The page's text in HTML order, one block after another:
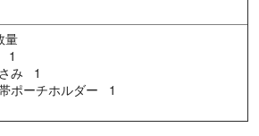
量
1
み 1
ポーチホルダー 1